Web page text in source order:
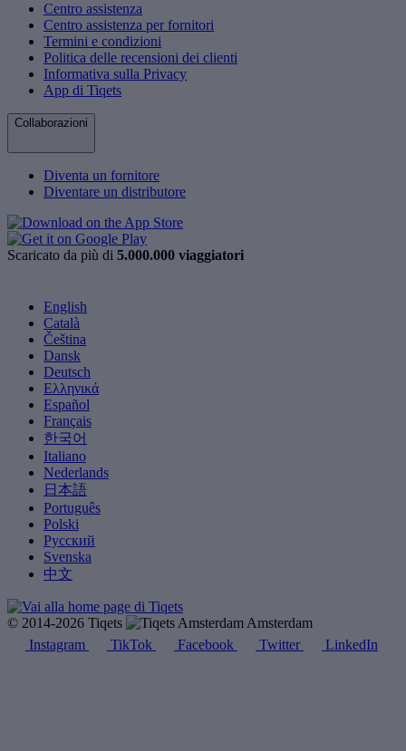
Centro assistenza
Centro assistenza per fornitori
Termini e condizioni
Politica delle recensioni dei clienti
Informativa sulla Privacy
App di Tiqets
Collaborazioni
Diventa un fornitore
Diventare un distributore
Scaricato da più di 5.000.000 viaggiatori
English
Català
Čeština
Dansk
Deutsch
Ελληνικά
Español
Français
한국어
Italiano
Nederlands
日本語
Português
Polski
Русский
Svenska
中文
© 2014-2026 Tiqets
Amsterdam
Instagram
TikTok Facebook Twitter LinkedIn